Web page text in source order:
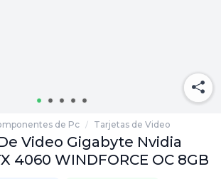
de Pc / Tarjetas de Video
Video Gigabyte Nvidia
4060 WINDFORCE OC 8GB